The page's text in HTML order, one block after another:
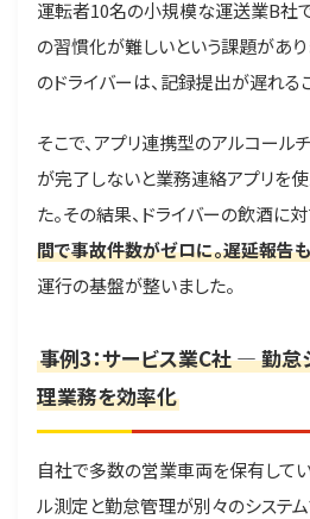
運転者10名の小規模な運送業B社
の習慣化が難しいという課題があり
のドライバーは、記録提出が遅れる
そこで、アプリ連携型のアルコール
が完了しないと業務連絡アプリを
た。その結果、ドライバーの飲酒に
間で事故件数がゼロに。遅延報告
運行の基盤が整いました。
事例3：サービス業C社 ― 勤怠
理業務を効率化
自社で多数の営業車両を保有して
ル測定と勤怠管理が別々のシステ